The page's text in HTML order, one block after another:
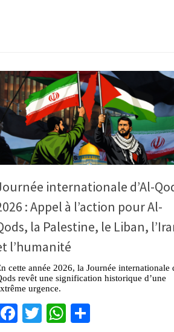
internationale d’Al-
: Appel à l’action pour Al-
la Palestine, le Liban,
l’humanité
cette année 2026, la Journée internationale
revêt une signification historique d’une
urgence.
Facebook
TwitterWhatsApp